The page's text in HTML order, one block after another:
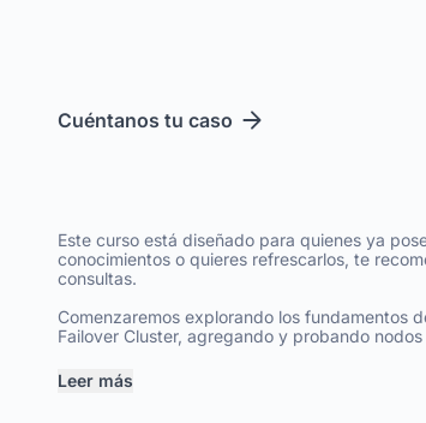
Cuéntanos tu caso
Este curso está diseñado para quienes ya
conocimientos o quieres refrescarlos, te
consultas.
Comenzaremos explorando los fundamentos
Failover Cluster, agregando y probando
Leer más